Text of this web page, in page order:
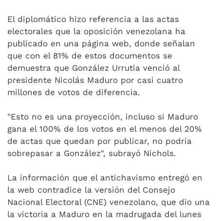
El diplomático hizo referencia a las actas
electorales que la oposición venezolana ha
publicado en una página web, donde señalan
que con el 81% de estos documentos se
demuestra que González Urrutia venció al
presidente Nicolás Maduro por casi cuatro
millones de votos de diferencia.
"Esto no es una proyección, incluso si Maduro
gana el 100% de los votos en el menos del 20%
de actas que quedan por publicar, no podría
sobrepasar a González", subrayó Nichols.
La información que el antichavismo entregó en
la web contradice la versión del Consejo
Nacional Electoral (CNE) venezolano, que dio una
la victoria a Maduro en la madrugada del lunes